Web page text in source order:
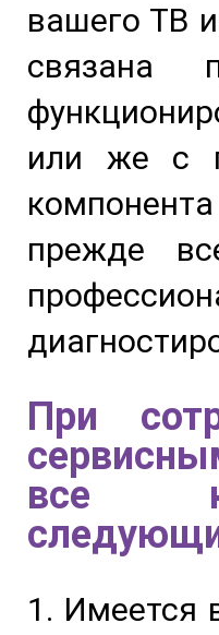
вашего ТВ
связана
или же с
прежде
При
все
1. Имеется